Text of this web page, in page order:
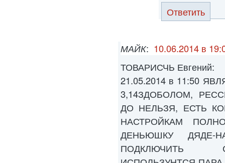
Ответить
МАЙК: 10.06.2014 в
ТОВАРИСЧЬ Евгений:
21.05.2014 в 11:50
3,14ЗДОБОЛОМ,
ДО НЕЛЬЗЯ, ЕСТЬ
НАСТРОЙКАМ
ДЕНЬЮШКУ ДЯДЕ-
ПОДКЛЮЧИТЬ